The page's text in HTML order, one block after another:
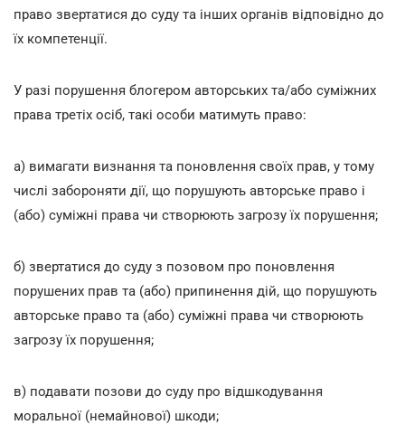
право звертатися до суду та інших органів відповідно до
їх компетенції.
У разі порушення блогером авторських та/або суміжних
права третіх осіб, такі особи матимуть право:
а) вимагати визнання та поновлення своїх прав, у тому
числі забороняти дії, що порушують авторське право і
(або) суміжні права чи створюють загрозу їх порушення;
б) звертатися до суду з позовом про поновлення
порушених прав та (або) припинення дій, що порушують
авторське право та (або) суміжні права чи створюють
загрозу їх порушення;
в) подавати позови до суду про відшкодування
моральної (немайнової) шкоди;